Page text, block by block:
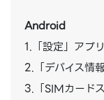
Android
1.「設定」アプ
2.「デバイス情
3.「SIMカード